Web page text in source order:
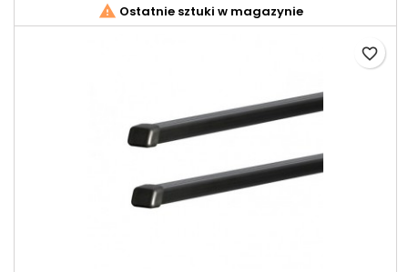
 Ostatnie sztuki w magazynie
favorite_border